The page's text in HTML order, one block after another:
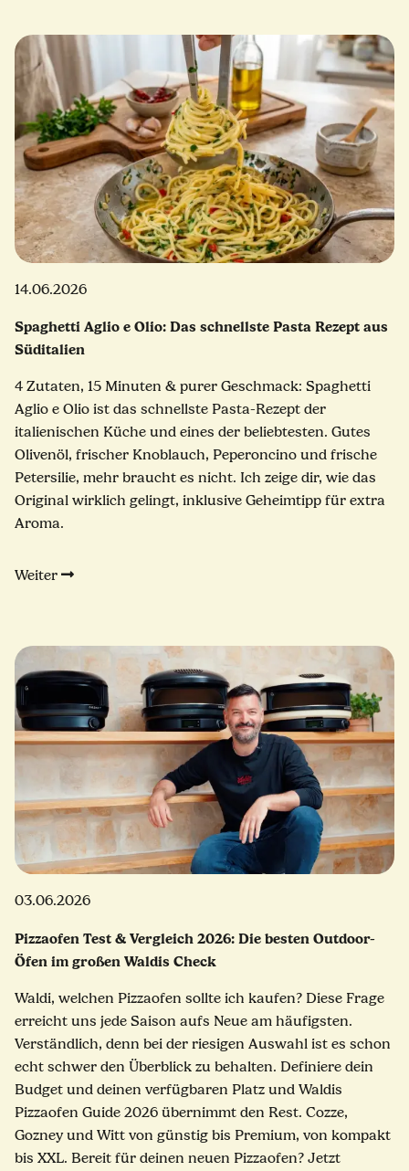
14.06.2026
Spaghetti Aglio e Olio: Das schnellste Pasta Rezept aus
Süditalien
4 Zutaten, 15 Minuten & purer Geschmack: Spaghetti
Aglio e Olio ist das schnellste Pasta-Rezept der
italienischen Küche und eines der beliebtesten. Gutes
Olivenöl, frischer Knoblauch, Peperoncino und frische
Petersilie, mehr braucht es nicht. Ich zeige dir, wie das
Original wirklich gelingt, inklusive Geheimtipp für extra
Aroma.
Weiter
03.06.2026
Pizzaofen Test & Vergleich 2026: Die besten Outdoor-
Öfen im großen Waldis Check
Waldi, welchen Pizzaofen sollte ich kaufen? Diese Frage
erreicht uns jede Saison aufs Neue am häufigsten.
Verständlich, denn bei der riesigen Auswahl ist es schon
echt schwer den Überblick zu behalten. Definiere dein
Budget und deinen verfügbaren Platz und Waldis
Pizzaofen Guide 2026 übernimmt den Rest. Cozze,
Gozney und Witt von günstig bis Premium, von kompakt
bis XXL. Bereit für deinen neuen Pizzaofen? Jetzt